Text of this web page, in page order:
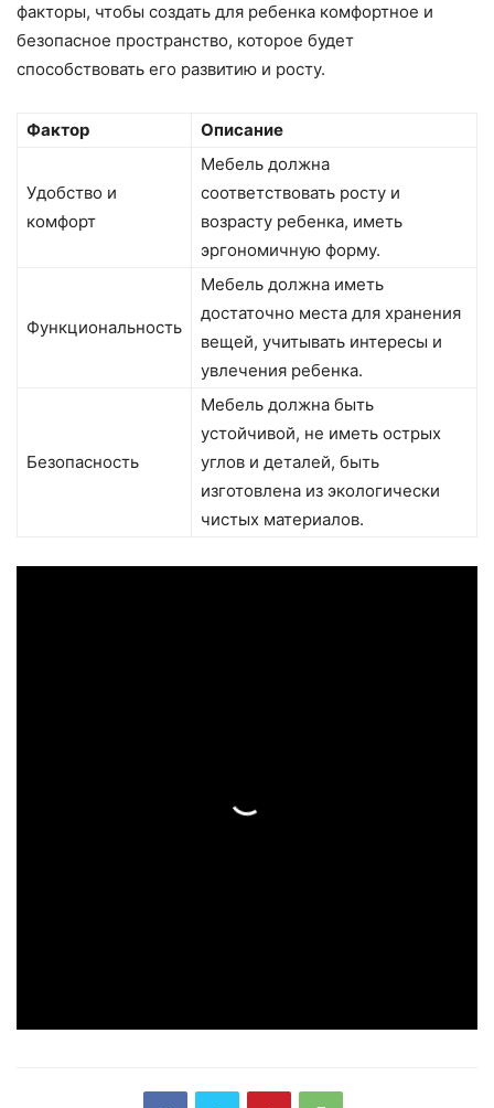
факторы, чтобы создать для ребенка комфортное и
безопасное пространство, которое будет
способствовать его развитию и росту.
Фактор Описание
Удобство и
комфорт
Мебель должна
соответствовать росту и
возрасту ребенка, иметь
эргономичную форму.
Функциональность
Мебель должна иметь
достаточно места для хранения
вещей, учитывать интересы и
увлечения ребенка.
Безопасность
Мебель должна быть
устойчивой, не иметь острых
углов и деталей, быть
изготовлена из экологически
чистых материалов.